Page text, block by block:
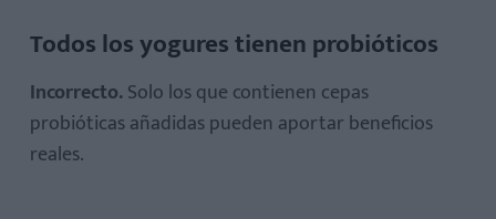
Todos los yogures tienen probióticos
Incorrecto.Solo los que contienen cepas
probióticas añadidas pueden aportar beneficios
reales.